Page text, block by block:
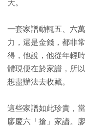
大。
一套家譜動輒五、六
力，還是金錢，都非
得，他說，他從年輕
體現便在於家譜，所
想盡辦法去收藏。
這些家譜如此珍貴，
廖慶六「搶」家譜。